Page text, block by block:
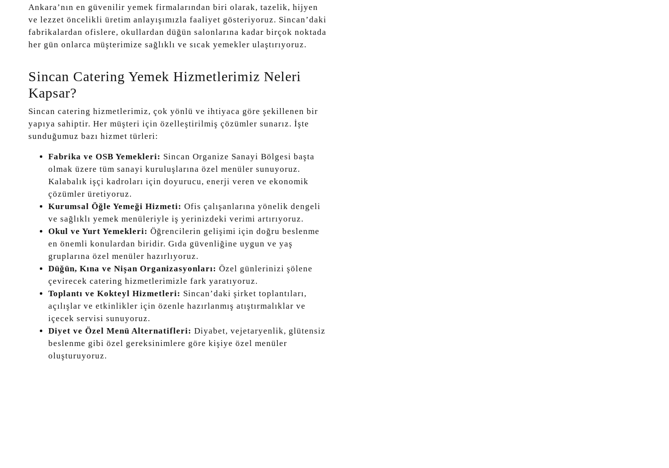
Ankara’nın en güvenilir yemek firmalarından biri olarak, tazelik, hijyen
ve lezzet öncelikli üretim anlayışımızla faaliyet gösteriyoruz. Sincan’daki
fabrikalardan ofislere, okullardan düğün salonlarına kadar birçok noktada
her gün onlarca müşterimize sağlıklı ve sıcak yemekler ulaştırıyoruz.
Sincan Catering Yemek Hizmetlerimiz Neleri
Kapsar?
Sincan catering hizmetlerimiz, çok yönlü ve ihtiyaca göre şekillenen bir
yapıya sahiptir. Her müşteri için özelleştirilmiş çözümler sunarız. İşte
sunduğumuz bazı hizmet türleri:
Fabrika ve OSB Yemekleri: Sincan Organize Sanayi Bölgesi başta
olmak üzere tüm sanayi kuruluşlarına özel menüler sunuyoruz.
Kalabalık işçi kadroları için doyurucu, enerji veren ve ekonomik
çözümler üretiyoruz.
Kurumsal Öğle Yemeği Hizmeti: Ofis çalışanlarına yönelik dengeli
ve sağlıklı yemek menüleriyle iş yerinizdeki verimi artırıyoruz.
Okul ve Yurt Yemekleri: Öğrencilerin gelişimi için doğru beslenme
en önemli konulardan biridir. Gıda güvenliğine uygun ve yaş
gruplarına özel menüler hazırlıyoruz.
Düğün, Kına ve Nişan Organizasyonları: Özel günlerinizi şölene
çevirecek catering hizmetlerimizle fark yaratıyoruz.
Toplantı ve Kokteyl Hizmetleri: Sincan’daki şirket toplantıları,
açılışlar ve etkinlikler için özenle hazırlanmış atıştırmalıklar ve
içecek servisi sunuyoruz.
Diyet ve Özel Menü Alternatifleri: Diyabet, vejetaryenlik, glütensiz
beslenme gibi özel gereksinimlere göre kişiye özel menüler
oluşturuyoruz.